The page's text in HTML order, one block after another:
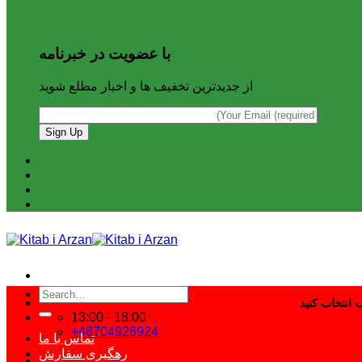
با عضویت در خبرنامه
از جدیدترین تخفیف ها و اخبار مطلع شوید
13:00 - 18:00
+46704926924
Search
for:
تماس با ما
رهگیری سفارش